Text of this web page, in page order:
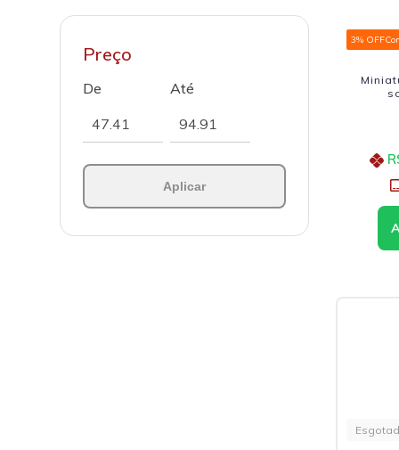
Preço
De Até
Aplicar
3% OFF